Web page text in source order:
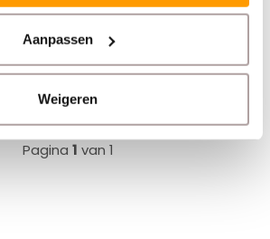
Aanpassen
Weigeren
Pagina 1 van 1